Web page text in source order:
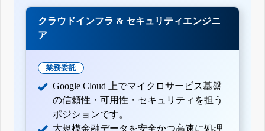
クラウドインフラ & セキュリティエンジニ
ア
業務委託
Google Cloud 上でマイクロサービス基盤
の信頼性・可用性・セキュリティを担う
ポジションです。
大規模金融データを安全かつ高速に処理